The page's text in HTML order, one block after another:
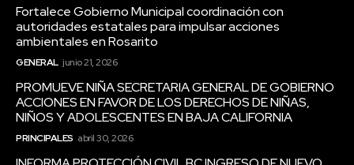
Fortalece Gobierno Municipal coordinación con
autoridades estatales para impulsar acciones
ambientales en Rosarito
GENERAL junio 21, 2026
PROMUEVE NIÑA SECRETARIA GENERAL DE GOBIERNO
ACCIONES EN FAVOR DE LOS DERECHOS DE NIÑAS,
NIÑOS Y ADOLESCENTES EN BAJA CALIFORNIA
PRINCIPALES abril 30, 2026